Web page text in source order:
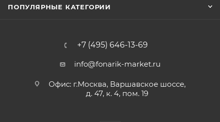
ПОПУЛЯРНЫЕ КАТЕГОРИИ
+7 (495) 646-13-69
info@fonarik-market.ru
Офис: г.Москва, Варшавское шоссе,
д. 47, к. 4, пом. 19